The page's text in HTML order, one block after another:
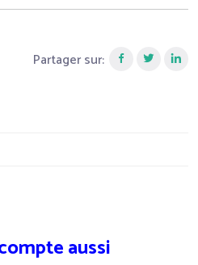
Partager sur:
aussi